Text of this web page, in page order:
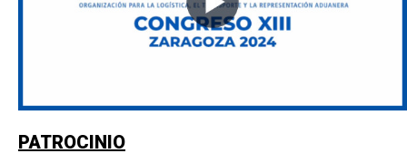
PATROCINIO